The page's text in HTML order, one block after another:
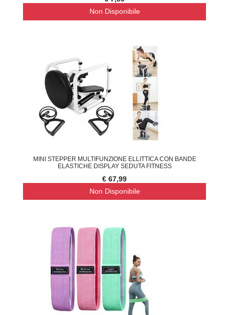
Non Disponibile
MINI STEPPER MULTIFUNZIONE ELLITTICA CON BANDE
ELASTICHE DISPLAY SEDUTA FITNESS
€ 67,99
Non Disponibile